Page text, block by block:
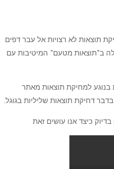
תוצאות לא רצויות אל עבר דפים
ב"תוצאות מטעם" המיטיבות עם
בנוגע למחיקת תוצאות מאתר
דחיקת תוצאות שליליות בגוגל.
כיצד אנו עושים זאת